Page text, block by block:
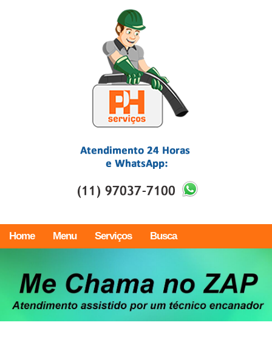
Home Menu Serviços Busca